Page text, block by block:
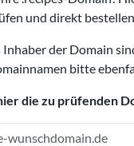
und direkt
der Domain
bitte
die zu prüfenden